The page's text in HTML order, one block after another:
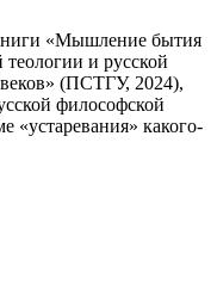
«Мышление бытия
и русской
(ПСТГУ, 2024),
философской
«устаревания» какого-